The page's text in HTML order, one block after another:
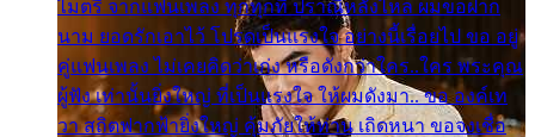
ไมตรี จากแฟนเพลง ทุกทุกที่ ปราณีหลั่งไหล ผมขอฝาก
นาม ยอดรักเอาไว้ โปรดเป็นแรงใจ อย่างนี้เรื่อยไป ขอ อยู่
คู่แฟนเพลง ไม่เคยคิดว่าเก่ง หรือดังกว่าใคร..ใคร พระคุณ
ผู้ฟัง เท่านั้นยิ่งใหญ่ ที่เป็นแรงใจ ให้ผมดังมา.. ขอ องค์เท
วา สถิตฟากฟ้ายิ่งใหญ่ คุ้มภัยให้ท่าน เถิดหนา ขอจงเชื่อ